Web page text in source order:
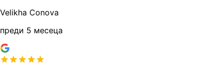
Velikha Conova
преди 5 месеца